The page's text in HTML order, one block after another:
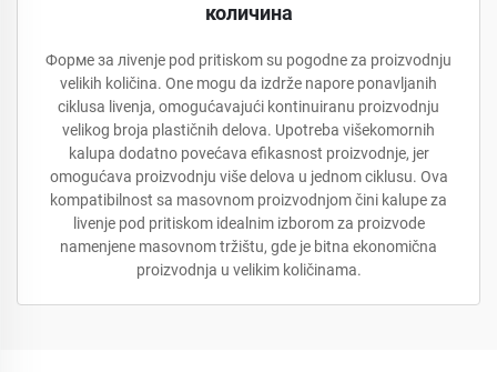
количина
Форме за лivenje pod pritiskom su pogodne za proizvodnju
velikih količina. One mogu da izdrže napore ponavljanih
ciklusa livenja, omogućavajući kontinuiranu proizvodnju
velikog broja plastičnih delova. Upotreba višekomornih
kalupa dodatno povećava efikasnost proizvodnje, jer
omogućava proizvodnju više delova u jednom ciklusu. Ova
kompatibilnost sa masovnom proizvodnjom čini kalupe za
livenje pod pritiskom idealnim izborom za proizvode
namenjene masovnom tržištu, gde je bitna ekonomična
proizvodnja u velikim količinama.